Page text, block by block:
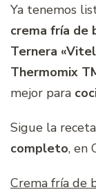
Ya tenemos
crema fría de
Ternera
Thermomix
mejor para
Sigue la
completo, en
Crema fría de